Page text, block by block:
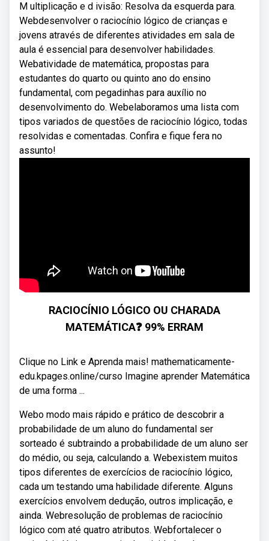
M ultiplicação e d ivisão: Resolva da esquerda para.
Webdesenvolver o raciocínio lógico de crianças e
jovens através de diferentes atividades em sala de
aula é essencial para desenvolver habilidades.
Webatividade de matemática, propostas para
estudantes do quarto ou quinto ano do ensino
fundamental, com pegadinhas para auxílio no
desenvolvimento do. Webelaboramos uma lista com
tipos variados de questões de raciocínio lógico, todas
resolvidas e comentadas. Confira e fique fera no
assunto!
RACIOCÍNIO LÓGICO OU CHARADA
MATEMÁTICA❓ 99% ERRAM
Clique no Link e Aprenda mais! mathematicamente-
edu.kpages.online/curso Imagine aprender Matemática
de uma forma ...
Webo modo mais rápido e prático de descobrir a
probabilidade de um aluno do fundamental ser
sorteado é subtraindo a probabilidade de um aluno ser
do médio, ou seja, calculando a. Webexistem muitos
tipos diferentes de exercícios de raciocínio lógico,
cada um testando uma habilidade diferente. Alguns
exercícios envolvem dedução, outros implicação, e
ainda. Webresolução de problemas de raciocínio
lógico com até quatro atributos. Webfortalecer o